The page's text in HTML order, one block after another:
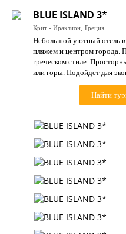
Цены дня
Страны
Как купить
Контакты
BLUE ISLAND 3*
Крит - Ираклион, Греция
Небольшой уютный отель
пляжем и центром города.
греческом стиле.
или горы. Подойдет для
Найти